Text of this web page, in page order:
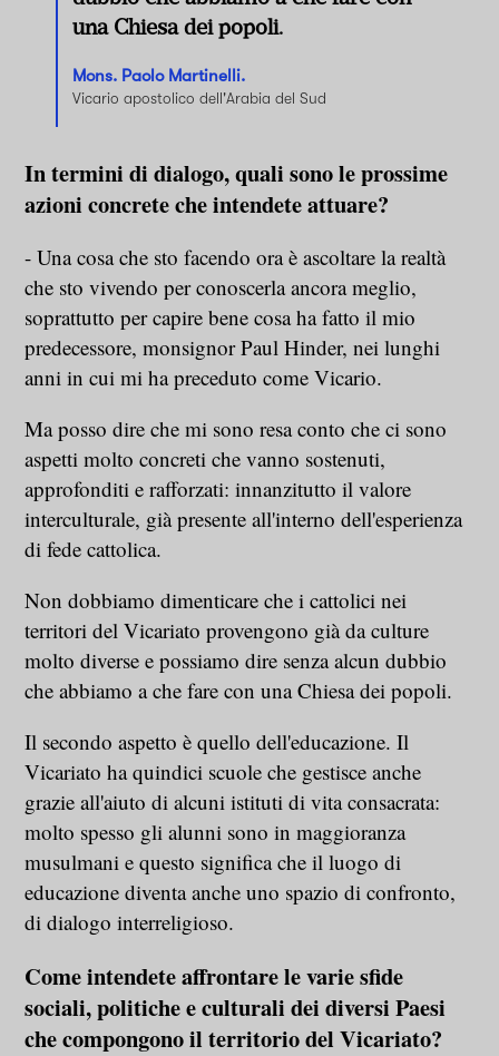
una Chiesa dei popoli.
Mons. Paolo Martinelli.
Vicario apostolico dell'Arabia del Sud
In termini di dialogo, quali sono le prossime
azioni concrete che intendete attuare?
- Una cosa che sto facendo ora è ascoltare la realtà
che sto vivendo per conoscerla ancora meglio,
soprattutto per capire bene cosa ha fatto il mio
predecessore, monsignor Paul Hinder, nei lunghi
anni in cui mi ha preceduto come Vicario.
Ma posso dire che mi sono resa conto che ci sono
aspetti molto concreti che vanno sostenuti,
approfonditi e rafforzati: innanzitutto il valore
interculturale, già presente all'interno dell'esperienza
di fede cattolica.
Non dobbiamo dimenticare che i cattolici nei
territori del Vicariato provengono già da culture
molto diverse e possiamo dire senza alcun dubbio
che abbiamo a che fare con una Chiesa dei popoli.
Il secondo aspetto è quello dell'educazione. Il
Vicariato ha quindici scuole che gestisce anche
grazie all'aiuto di alcuni istituti di vita consacrata:
molto spesso gli alunni sono in maggioranza
musulmani e questo significa che il luogo di
educazione diventa anche uno spazio di confronto,
di dialogo interreligioso.
Come intendete affrontare le varie sfide
sociali, politiche e culturali dei diversi Paesi
che compongono il territorio del Vicariato?